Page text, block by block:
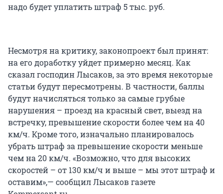
надо будет уплатить штраф 5 тыс. руб.
Несмотря на критику, законопроект был принят:
на его доработку уйдет примерно месяц. Как
сказал господин Лысаков, за это время некоторые
статьи будут пересмотрены. В частности, баллы
будут начисляться только за самые грубые
нарушения – проезд на красный свет, выезд на
встречку, превышение скорости более чем на 40
км/ч. Кроме того, изначально планировалось
убрать штраф за превышение скорости меньше
чем на 20 км/ч. «Возможно, что для высоких
скоростей – от 130 км/ч и выше – мы этот штраф и
оставим»,— сообщил Лысаков газете